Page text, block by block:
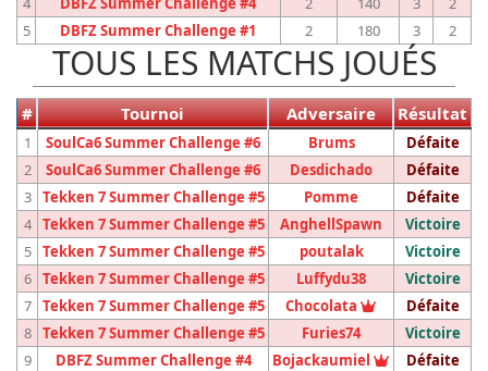
5
DBFZ Summer Challenge #1 2 180 3 2
TOUS LES MATCHS JOUÉS
# Tournoi Adversaire Résultat
1 SoulCa6 Summer Challenge #6 Brums
Défaite
2
SoulCa6 Summer Challenge #6 Desdichado
Défaite
3 Tekken 7 Summer Challenge #5 Pomme
Défaite
4 Tekken 7 Summer Challenge #5 AnghellSpawn
Victoire
5 Tekken 7 Summer Challenge #5 poutalak
Victoire
6 Tekken 7 Summer Challenge #5 Luffydu38
Victoire
7 Tekken 7 Summer Challenge #5 Chocolata Vainqueur du
Défaite
8 Tekken 7 Summer Challenge #5 Furies74
Victoire
9
DBFZ Summer Challenge #4 Bojackaumiel Vainqueur
Défaite